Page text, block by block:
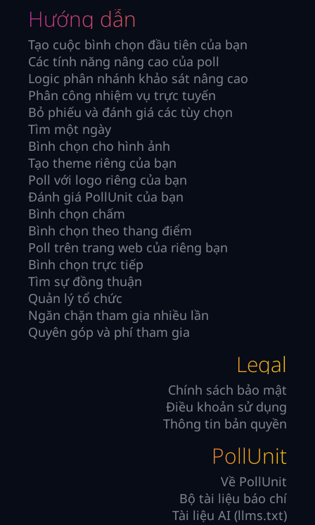
Hướng dẫn
Tạo cuộc bình chọn đầu tiên của bạn
Các tính năng nâng cao của poll
Logic phân nhánh khảo sát nâng cao
Phân công nhiệm vụ trực tuyến
Bỏ phiếu và đánh giá các tùy chọn
Tìm một ngày
Bình chọn cho hình ảnh
Tạo theme riêng của bạn
Poll với logo riêng của bạn
Đánh giá PollUnit của bạn
Bình chọn chấm
Bình chọn theo thang điểm
Poll trên trang web của riêng bạn
Bình chọn trực tiếp
Tìm sự đồng thuận
Quản lý tổ chức
Ngăn chặn tham gia nhiều lần
Quyên góp và phí tham gia
Legal
Chính sách bảo mật
Điều khoản sử dụng
Thông tin bản quyền
PollUnit
Về PollUnit
Bộ tài liệu báo chí
Tài liệu AI (llms.txt)